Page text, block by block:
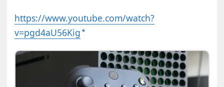
https://www.youtube.com/watch?
v=pgd4aU56Kig